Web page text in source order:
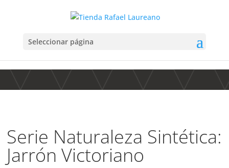
Seleccionar página
Serie Naturaleza Sintética:
Jarrón Victoriano